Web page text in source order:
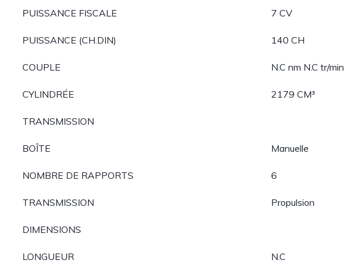
PUISSANCE FISCALE 7 CV
PUISSANCE (CH.DIN) 140 CH
COUPLE N.C nm N.C tr/min
CYLINDRÉE 2179 CM³
TRANSMISSION
BOÎTE Manuelle
NOMBRE DE RAPPORTS 6
TRANSMISSION Propulsion
DIMENSIONS
LONGUEUR N.C